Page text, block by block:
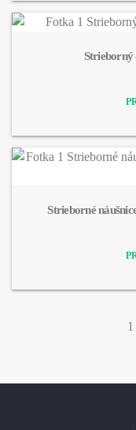
Strieborný
Strieborné
1